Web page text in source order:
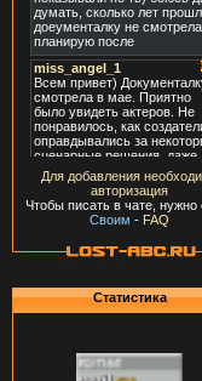
Для добавления
авторизация
Чтобы писать в чате, нужно
Своим - FAQ
Статистика